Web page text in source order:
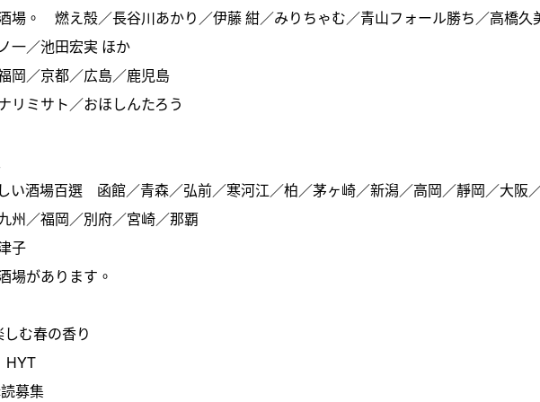
場。 燃え殻／長谷川あかり／伊藤 紺／みりちゃむ／青山フォール勝ち／高橋
一／池田宏実 ほか
岡／京都／広島／鹿児島
ミサト／おほしんたろう
い酒場百選 函館／青森／弘前／寒河江／柏／茅ヶ崎／新潟／高岡／靜岡／大
州／福岡／別府／宮崎／那覇
子
場があります。
む春の香り
HYT
募集